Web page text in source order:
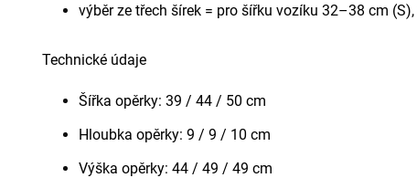
výběr ze třech šírek = pro šířku vozíku 32–38 cm
Technické údaje
Šířka opěrky: 39 / 44 / 50 cm
Hloubka opěrky: 9 / 9 / 10 cm
Výška opěrky: 44 / 49 / 49 cm